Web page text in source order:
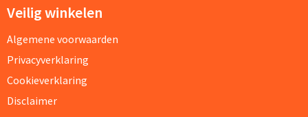
Veilig winkelen
Algemene voorwaarden
Privacyverklaring
Cookieverklaring
Disclaimer